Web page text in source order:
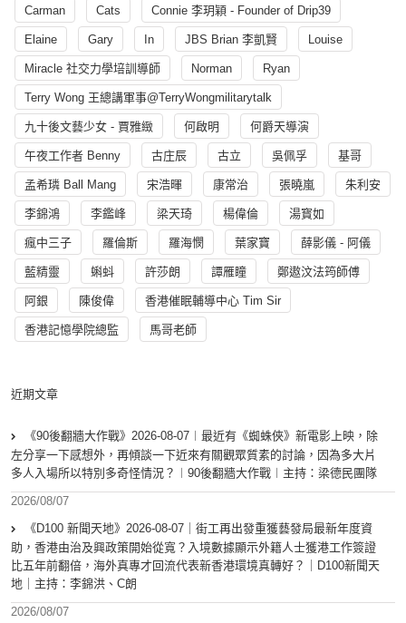
Carman Cats Connie 李玥穎 - Founder of Drip39
Elaine Gary In JBS Brian 李凱賢 Louise
Miracle 社交力學培訓導師 Norman Ryan
Terry Wong 王總講軍事@TerryWongmilitarytalk
九十後文藝少女 - 賈雅緻 何啟明 何爵天導演
午夜工作者 Benny 古庄辰 古立 吳佩孚 基哥
孟希璘 Ball Mang 宋浩暉 康常治 張曉嵐 朱利安
李錦鴻 李鑑峰 梁天琦 楊偉倫 湯寳如
瘋中三子 羅倫斯 羅海憫 葉家寶 薛影儀 - 阿儀
藍精靈 蝌蚪 許莎朗 譚雁瞳 鄭遨汶法筠師傅
阿銀 陳俊偉 香港催眠輔導中心 Tim Sir
香港記憶學院總監 馬哥老師
近期文章
《90後翻牆大作戰》2026-08-07︱最近有《蜘蛛俠》新電影上映，除
左分享一下感想外，再傾談一下近來有關觀眾質素的討論，因為多大片
多人入場所以特別多奇怪情況？︱90後翻牆大作戰︱主持：梁德民團隊
2026/08/07
《D100 新聞天地》2026-08-07｜街工再出發重獲藝發局最新年度資
助，香港由治及興政策開始從寬？入境數據顯示外籍人士獲港工作簽證
比五年前翻倍，海外真專才回流代表新香港環境真轉好？｜D100新聞天
地｜主持：李錦洪、C朗
2026/08/07